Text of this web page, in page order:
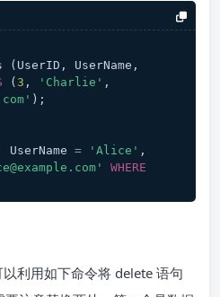
(UserID, UserName,
( 3 , 'Charlie'
);
UserName
= 'Alice' ,
WHERE
利用如下命令将 delete 语句